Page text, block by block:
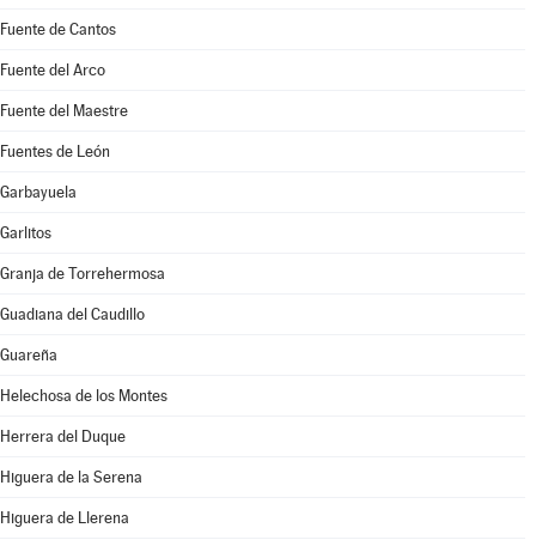
Fuente de Cantos
Fuente del Arco
Fuente del Maestre
Fuentes de León
Garbayuela
Garlitos
Granja de Torrehermosa
Guadiana del Caudillo
Guareña
Helechosa de los Montes
Herrera del Duque
Higuera de la Serena
Higuera de Llerena